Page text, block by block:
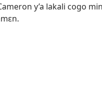
y’a lakali cogo